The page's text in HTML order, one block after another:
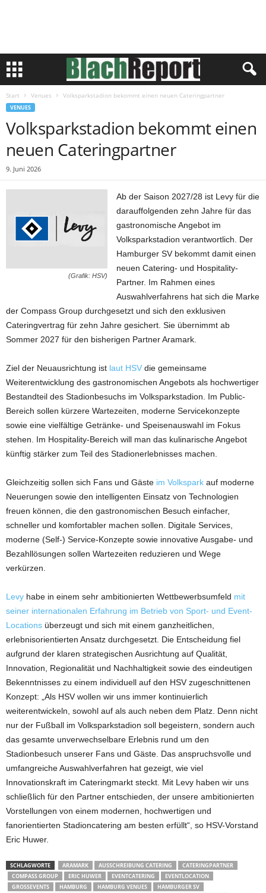
Start Venues Volksparkstadion bekommt einen neuen Cateringpartner
VENUES
Volksparkstadion bekommt einen
neuen Cateringpartner
9. Juni 2026
(Grafik: HSV)
Ab der Saison 2027/28 ist Levy für die
darauffolgenden zehn Jahre für das
gastronomische Angebot im
Volksparkstadion verantwortlich. Der
Hamburger SV bekommt damit einen
neuen Catering- und Hospitality-
Partner. Im Rahmen eines
Auswahlverfahrens hat sich die Marke
der Compass Group durchgesetzt und sich den exklusiven
Cateringvertrag für zehn Jahre gesichert. Sie übernimmt ab
Sommer 2027 für den bisherigen Partner Aramark.
Ziel der Neuausrichtung ist laut HSV die gemeinsame
Weiterentwicklung des gastronomischen Angebots als hochwertiger
Bestandteil des Stadionbesuchs im Volksparkstadion. Im Public-
Bereich sollen kürzere Wartezeiten, moderne Servicekonzepte
sowie eine vielfältige Getränke- und Speisenauswahl im Fokus
stehen. Im Hospitality-Bereich will man das kulinarische Angebot
künftig stärker zum Teil des Stadionerlebnisses machen.
Gleichzeitig sollen sich Fans und Gäste im Volkspark auf moderne
Neuerungen sowie den intelligenten Einsatz von Technologien
freuen können, die den gastronomischen Besuch einfacher,
schneller und komfortabler machen sollen. Digitale Services,
moderne (Self-) Service-Konzepte sowie innovative Ausgabe- und
Bezahllösungen sollen Wartezeiten reduzieren und Wege
verkürzen.
Levy habe in einem sehr ambitionierten Wettbewerbsumfeld mit
seiner internationalen Erfahrung im Betrieb von Sport- und Event-
Locations überzeugt und sich mit einem ganzheitlichen,
erlebnisorientierten Ansatz durchgesetzt. Die Entscheidung fiel
aufgrund der klaren strategischen Ausrichtung auf Qualität,
Innovation, Regionalität und Nachhaltigkeit sowie des eindeutigen
Bekenntnisses zu einem individuell auf den HSV zugeschnittenen
Konzept: „Als HSV wollen wir uns immer kontinuierlich
weiterentwickeln, sowohl auf als auch neben dem Platz. Denn nicht
nur der Fußball im Volksparkstadion soll begeistern, sondern auch
das gesamte unverwechselbare Erlebnis rund um den
Stadionbesuch unserer Fans und Gäste. Das anspruchsvolle und
umfangreiche Auswahlverfahren hat gezeigt, wie viel
Innovationskraft im Cateringmarkt steckt. Mit Levy haben wir uns
schließlich für den Partner entschieden, der unsere ambitionierten
Vorstellungen von einem modernen, hochwertigen und
fanorientierten Stadioncatering am besten erfüllt“, so HSV-Vorstand
Eric Huwer.
SCHLAGWORTE ARAMARK AUSSCHREIBUNG CATERING
CATERINGPARTNER
COMPASS GROUP
ERIC HUWER EVENTCATERING
EVENTLOCATION
GROSSEVENTS
HAMBURG HAMBURG VENUES
HAMBURGER SV